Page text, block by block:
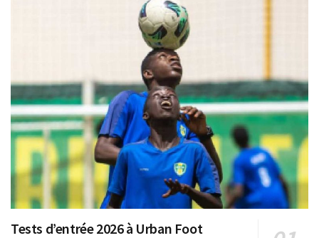
Tests d’entrée 2026 à Urban Foot